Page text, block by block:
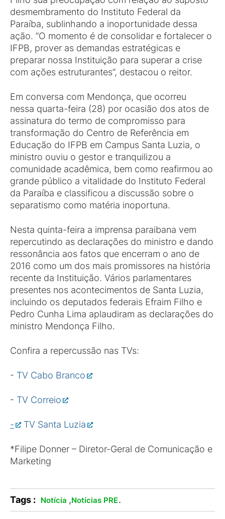
desmembramento do Instituto Federal da
Paraíba, sublinhando a inoportunidade dessa
ação. “O momento é de consolidar e fortalecer o
IFPB, prover as demandas estratégicas e
preparar nossa Instituição para superar a crise
com ações estruturantes”, destacou o reitor.
Em conversa com Mendonça, que ocorreu
nessa quarta-feira (28) por ocasião dos atos de
assinatura do termo de compromisso para
transformação do Centro de Referência em
Educação do IFPB em Campus Santa Luzia, o
ministro ouviu o gestor e tranquilizou a
comunidade acadêmica, bem como reafirmou ao
grande público a vitalidade do Instituto Federal
da Paraíba e classificou a discussão sobre o
separatismo como matéria inoportuna.
Nesta quinta-feira a imprensa paraibana vem
repercutindo as declarações do ministro e dando
ressonância aos fatos que encerram o ano de
2016 como um dos mais promissores na história
recente da Instituição. Vários parlamentares
presentes nos acontecimentos de Santa Luzia,
incluindo os deputados federais Efraim Filho e
Pedro Cunha Lima aplaudiram as declarações do
ministro Mendonça Filho.
Confira a repercussão nas TVs:
- TV Cabo Branco
- TV Correio
- TV Santa Luzia
*Filipe Donner – Diretor-Geral de Comunicação e
Marketing
Tags : Notícia ,Notícias PRE.